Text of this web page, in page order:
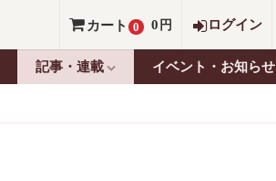
カート 0 0 円 ログイン
記事・連載 イベント・お知らせ